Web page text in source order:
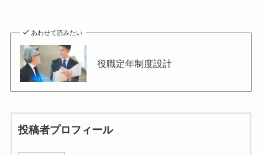
あわせて読みたい
役職定年制度設計
投稿者プロフィール